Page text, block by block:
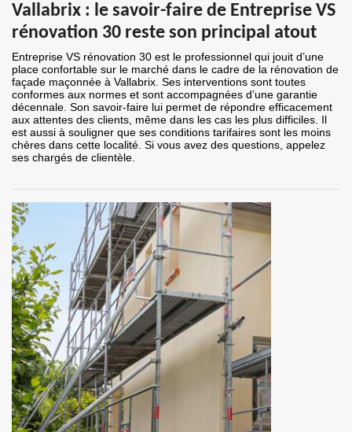
Vallabrix : le savoir-faire de Entreprise VS
rénovation 30 reste son principal atout
Entreprise VS rénovation 30 est le professionnel qui jouit d’une
place confortable sur le marché dans le cadre de la rénovation de
façade maçonnée à Vallabrix. Ses interventions sont toutes
conformes aux normes et sont accompagnées d’une garantie
décennale. Son savoir-faire lui permet de répondre efficacement
aux attentes des clients, même dans les cas les plus difficiles. Il
est aussi à souligner que ses conditions tarifaires sont les moins
chères dans cette localité. Si vous avez des questions, appelez
ses chargés de clientèle.